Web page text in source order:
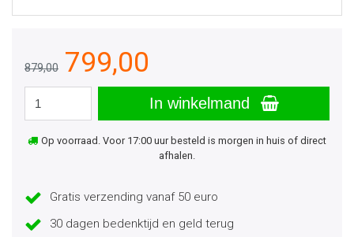
879,00 799,00
In winkelmand
Op voorraad. Voor 17:00 uur besteld is morgen in huis of direct
afhalen.
Gratis verzending vanaf 50 euro
30 dagen bedenktijd en geld terug